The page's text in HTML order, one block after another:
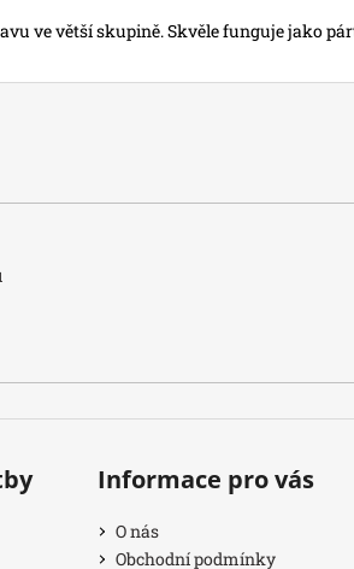
ve větší skupině. Skvěle funguje jako
Informace pro vás
O nás
Obchodní podmínky